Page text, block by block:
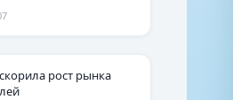
рост рынка